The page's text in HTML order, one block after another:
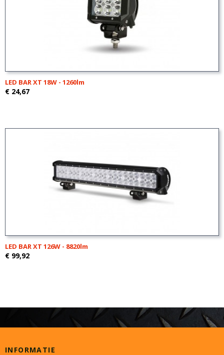
LED BAR XT 18W - 1260lm
€ 24,67
LED BAR XT 126W - 8820lm
€ 99,92
INFORMATIE